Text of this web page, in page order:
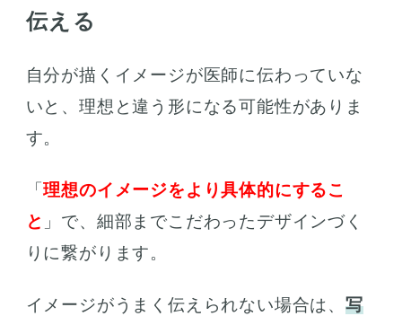
伝える
自分が描くイメージが医師に伝わっていな
いと、理想と違う形になる可能性がありま
す。
「理想のイメージをより具体的にするこ
と 」で、細部までこだわったデザインづく
りに繋がります。
イメージがうまく伝えられない場合は、写